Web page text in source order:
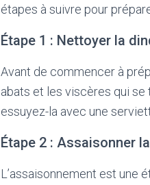
étapes à suivre pour
Étape 1 : Nettoyer la
Avant de commencer à
abats et les viscères qui se
essuyez-la avec une
Étape 2 : Assaisonner
L’assaisonnement est une